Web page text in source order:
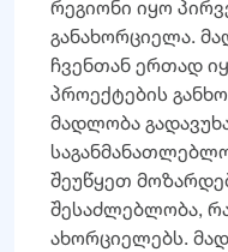
რეგიონი იყო
განახორციელა.
ჩვენთან ერთად
პროექტების
მადლობა
შეუწყეთ
შესაძლებლობა,
ახორციელებს.